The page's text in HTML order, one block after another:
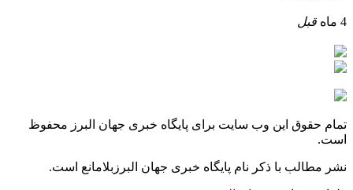
4 ماه قبل
تمام حقوق این وب سایت برای پایگاه خبری جهان البرز محفوظ
است.
نشر مطالب با ذکر نام پایگاه خبری جهان البرزبلامانع است.